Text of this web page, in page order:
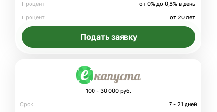
Процент
от 0% до 0,8% в день
Процент
от 20 лет
Подать заявку
100 - 30 000 руб.
Срок
7 - 21 дней